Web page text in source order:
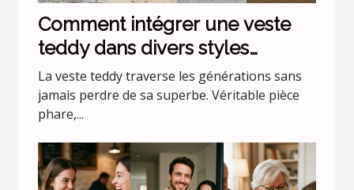
Comment intégrer une veste
teddy dans divers styles
vestimentaires ?
La veste teddy traverse les générations sans
jamais perdre de sa superbe. Véritable pièce
phare,...